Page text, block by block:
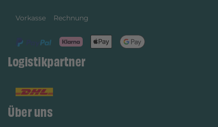
Vorkasse Rechnung
Logistikpartner
Über uns